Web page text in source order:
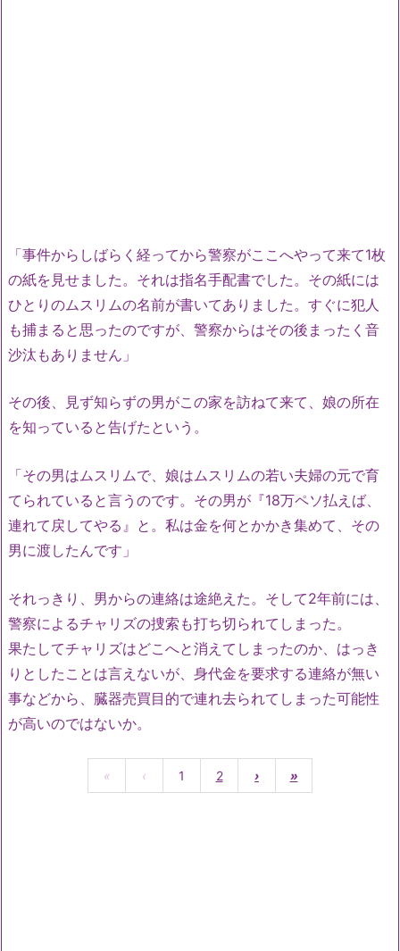
「事件からしばらく経ってから警察がここへやって来て1枚
の紙を見せました。それは指名手配書でした。その紙には
ひとりのムスリムの名前が書いてありました。すぐに犯人
も捕まると思ったのですが、警察からはその後まったく音
沙汰もありません」
その後、見ず知らずの男がこの家を訪ねて来て、娘の所在
を知っていると告げたという。
「その男はムスリムで、娘はムスリムの若い夫婦の元で育
てられていると言うのです。その男が『18万ペソ払えば、
連れて戻してやる』と。私は金を何とかかき集めて、その
男に渡したんです」
それっきり、男からの連絡は途絶えた。そして2年前には、
警察によるチャリズの捜索も打ち切られてしまった。
果たしてチャリズはどこへと消えてしまったのか、はっき
りとしたことは言えないが、身代金を要求する連絡が無い
事などから、臓器売買目的で連れ去られてしまった可能性
が高いのではないか。
« ‹ 1 2 › »